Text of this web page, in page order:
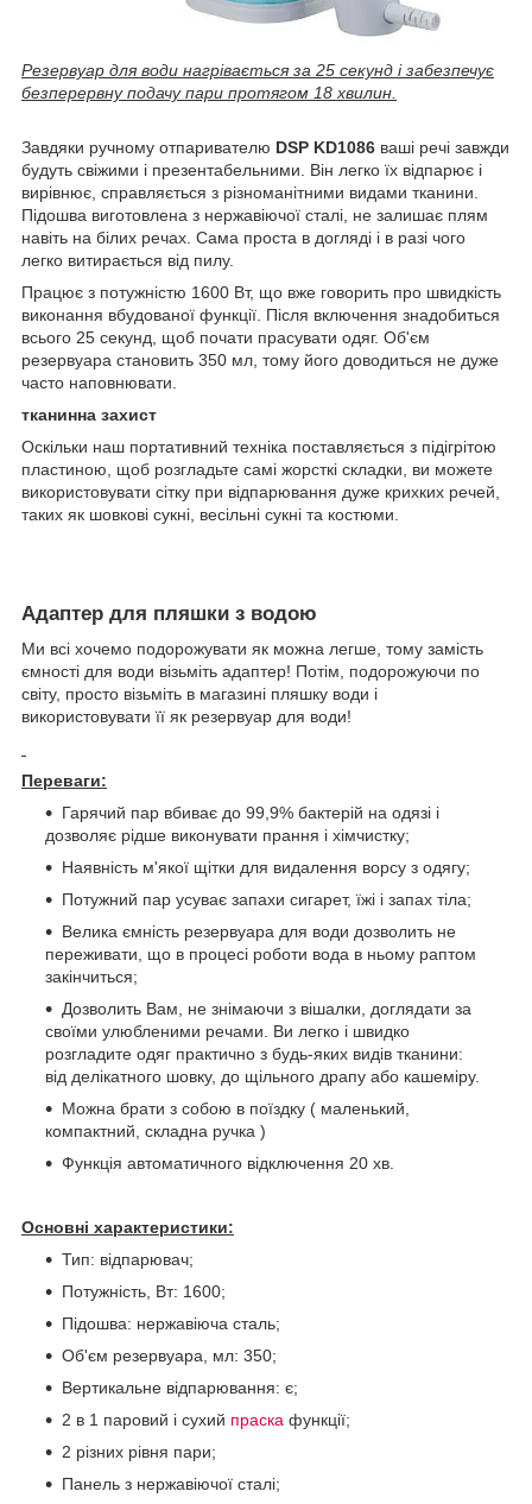
Резервуар для води нагрівається за 25 секунд і забезпечує
безперервну подачу пари протягом 18 хвилин.
Завдяки ручному отпаривателю DSP KD1086 ваші речі завжди
будуть свіжими і презентабельними. Він легко їх відпарює і
вирівнює, справляється з різноманітними видами тканини.
Підошва виготовлена з нержавіючої сталі, не залишає плям
навіть на білих речах. Сама проста в догляді і в разі чого
легко витирається від пилу.
Працює з потужністю 1600 Вт, що вже говорить про швидкість
виконання вбудованої функції. Після включення знадобиться
всього 25 секунд, щоб почати прасувати одяг. Об'єм
резервуара становить 350 мл, тому його доводиться не дуже
часто наповнювати.
тканинна захист
Оскільки наш портативний техніка поставляється з підігрітою
пластиною, щоб розгладьте самі жорсткі складки, ви можете
використовувати сітку при відпарювання дуже крихких речей,
таких як шовкові сукні, весільні сукні та костюми.
Адаптер для пляшки з водою
Ми всі хочемо подорожувати як можна легше, тому замість
ємності для води візьміть адаптер! Потім, подорожуючи по
світу, просто візьміть в магазині пляшку води і
використовувати її як резервуар для води!
Переваги:
Гарячий пар вбиває до 99,9% бактерій на одязі і
дозволяє рідше виконувати прання і хімчистку;
Наявність м'якої щітки для видалення ворсу з одягу;
Потужний пар усуває запахи сигарет, їжі і запах тіла;
Велика ємність резервуара для води дозволить не
переживати, що в процесі роботи вода в ньому раптом
закінчиться;
Дозволить Вам, не знімаючи з вішалки, доглядати за
своїми улюбленими речами. Ви легко і швидко
розгладите одяг практично з будь-яких видів тканини:
від делікатного шовку, до щільного драпу або кашеміру.
Можна брати з собою в поїздку ( маленький,
компактний, складна ручка )
Функція автоматичного відключення 20 хв.
Основні характеристики:
Тип: відпарювач;
Потужність, Вт: 1600;
Підошва: нержавіюча сталь;
Об'єм резервуара, мл: 350;
Вертикальне відпарювання: є;
2 в 1 паровий і сухий праска функції;
2 різних рівня пари;
Панель з нержавіючої сталі;